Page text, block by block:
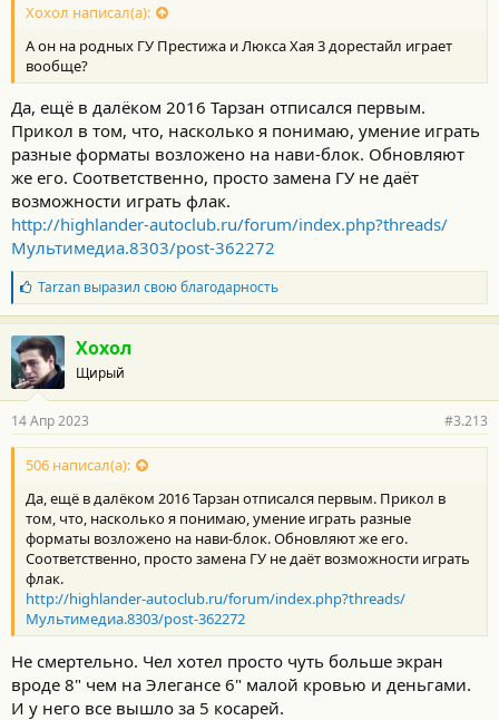
Хохол написал(а):
А он на родных ГУ Престижа и Люкса Хая 3 дорестайл играет
вообще?
Да, ещё в далёком 2016 Тарзан отписался первым.
Прикол в том, что, насколько я понимаю, умение играть
разные форматы возложено на нави-блок. Обновляют
же его. Соответственно, просто замена ГУ не даёт
возможности играть флак.
http://highlander-autoclub.ru/forum/index.php?threads/
Мультимедиа.8303/post-362272
Б
л
а
г
о
д
а
н
о
с
и
:
Tarzanвыразил свою благодарность
Хохол
Щирый
14 Апр 2023 #3.213
506 написал(а):
Да, ещё в далёком 2016 Тарзан отписался первым. Прикол в
том, что, насколько я понимаю, умение играть разные
форматы возложено на нави-блок. Обновляют же его.
Соответственно, просто замена ГУ не даёт возможности играть
флак.
http://highlander-autoclub.ru/forum/index.php?threads/
Мультимедиа.8303/post-362272
Не смертельно. Чел хотел просто чуть больше экран
вроде 8" чем на Элегансе 6" малой кровью и деньгами.
И у него все вышло за 5 косарей.